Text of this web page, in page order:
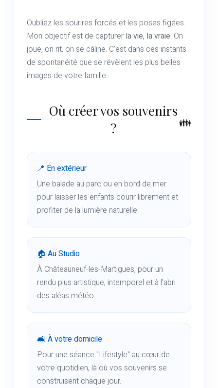
Oubliez les sourires forcés et les poses figées.
Mon objectif est de capturer la vie, la vraie. On
joue, on rit, on se câline. C'est dans ces instants
de spontanéité que se révèlent les plus belles
images de votre famille.
Où créer vos souvenirs
?
📍 En extérieur
Une balade au parc ou en bord de mer
pour laisser les enfants courir librement et
profiter de la lumière naturelle.
🏠 Au Studio
À Châteauneuf-les-Martigues, pour un
rendu plus artistique, intemporel et à l'abri
des aléas météo.
🛋️ À votre domicile
Pour une séance "Lifestyle" au cœur de
votre quotidien, là où vos souvenirs se
construisent chaque jour.